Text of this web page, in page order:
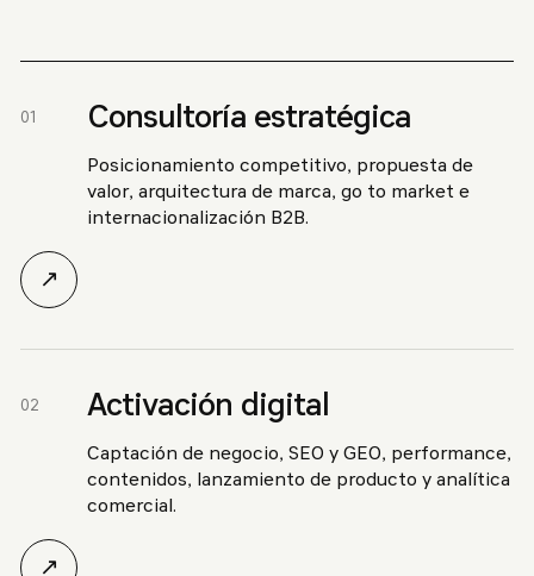
01 Consultoría estratégica
Posicionamiento competitivo, propuesta de
valor, arquitectura de marca, go to market e
internacionalización B2B.
↗
02 Activación digital
Captación de negocio, SEO y GEO, performance,
contenidos, lanzamiento de producto y analítica
comercial.
↗